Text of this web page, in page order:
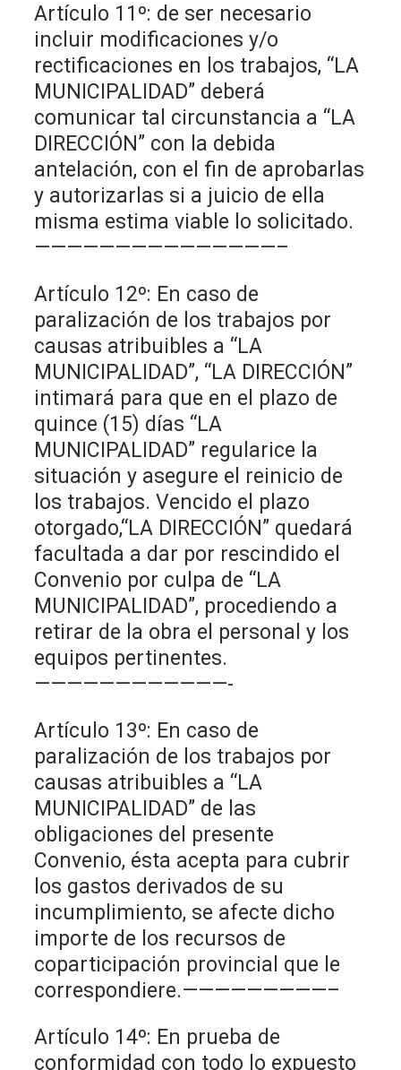
Artículo 11º: de ser necesario
incluir modificaciones y/o
rectificaciones en los trabajos, “LA
MUNICIPALIDAD” deberá
comunicar tal circunstancia a “LA
DIRECCIÓN” con la debida
antelación, con el fin de aprobarlas
y autorizarlas si a juicio de ella
misma estima viable lo solicitado.
———————————————–
Artículo 12º: En caso de
paralización de los trabajos por
causas atribuibles a “LA
MUNICIPALIDAD”, “LA DIRECCIÓN”
intimará para que en el plazo de
quince (15) días “LA
MUNICIPALIDAD” regularice la
situación y asegure el reinicio de
los trabajos. Vencido el plazo
otorgado,“LA DIRECCIÓN” quedará
facultada a dar por rescindido el
Convenio por culpa de “LA
MUNICIPALIDAD”, procediendo a
retirar de la obra el personal y los
equipos pertinentes.
————————————-
Artículo 13º: En caso de
paralización de los trabajos por
causas atribuibles a “LA
MUNICIPALIDAD” de las
obligaciones del presente
Convenio, ésta acepta para cubrir
los gastos derivados de su
incumplimiento, se afecte dicho
importe de los recursos de
coparticipación provincial que le
correspondiere.—————————–
Artículo 14º: En prueba de
conformidad con todo lo expuesto